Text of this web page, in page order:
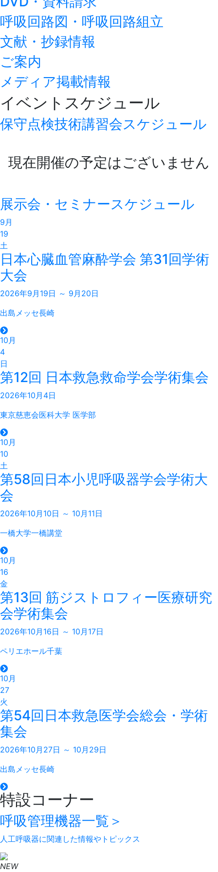
呼吸回路図・呼吸回路組立
文献・抄録情報
ご案内
メディア掲載情報
イベントスケジュール
保守点検技術講習会スケジュール
現在開催の予定はございません
展示会・セミナースケジュール
9月
19
土
日本心臓血管麻酔学会 第31回学術
大会
2026年9月19日 ～ 9月20日
出島メッセ長崎
10月
4
日
第12回 日本救急救命学会学術集会
2026年10月4日
東京慈恵会医科大学 医学部
10月
10
土
第58回日本小児呼吸器学会学術大
会
2026年10月10日 ～ 10月11日
一橋大学一橋講堂
10月
16
金
第13回 筋ジストロフィー医療研究
会学術集会
2026年10月16日 ～ 10月17日
ペリエホール千葉
10月
27
火
第54回日本救急医学会総会・学術
集会
2026年10月27日 ～ 10月29日
出島メッセ長崎
特設コーナー
呼吸管理機器一覧＞
人工呼吸器に関連した情報やトピックス
NEW